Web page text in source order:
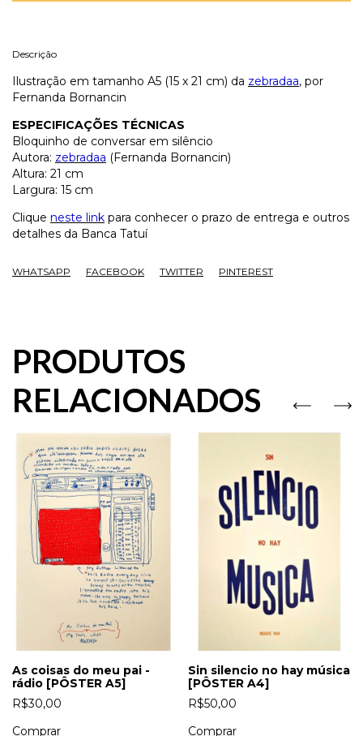
Descrição
Ilustração em tamanho A5 (15 x 21 cm) da zebradaa, por
Fernanda Bornancin
ESPECIFICAÇÕES TÉCNICAS
Bloquinho de conversar em silêncio
Autora: zebradaa (Fernanda Bornancin)
Altura: 21 cm
Largura: 15 cm
Clique neste link para conhecer o prazo de entrega e outros
detalhes da Banca Tatuí
WHATSAPP FACEBOOK TWITTER PINTEREST
PRODUTOS
RELACIONADOS
As coisas do meu pai -
rádio [PÔSTER A5]
R$30,00
Sin silencio no hay música
[PÔSTER A4]
R$50,00